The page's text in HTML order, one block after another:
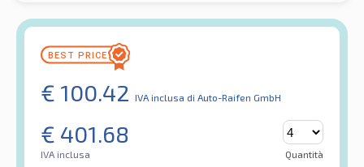
€ 100.42 IVA inclusa di Auto-Raifen GmbH
€ 401.68
IVA inclusa Quantità